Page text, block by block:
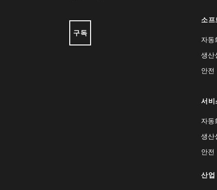
구독
소프
자동
생산
안전
서비
자동
생산
안전
산업